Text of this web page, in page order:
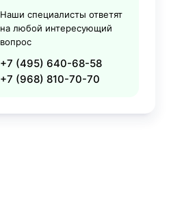
Наши специалисты ответят
на любой интересующий
вопрос
+7 (495) 640-68-58
+7 (968) 810-70-70